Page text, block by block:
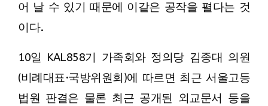
어 날 수 있기 때문에 이같은 공작을 펼다는 것
이다.
10일 KAL858기 가족회와 정의당 김종대 의원
(비례대표·국방위원회)에 따르면 최근 서울고등
법원 판결은 물론 최근 공개된 외교문서 등을